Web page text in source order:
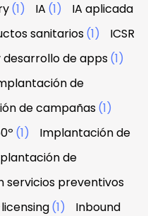
(1) IA (1)
IA aplicada
sanitarios(1)
ICSR
desarrollo de apps(1)
de
de campañas(1)
(1)
Implantación de
de
servicios preventivos
(1)
Inbound